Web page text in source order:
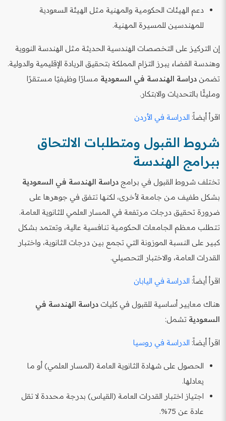
دعم الهيئات الحكومية والمهنية مثل الهيئة السعودية
للمهندسين للمسيرة المهنية.
إن التركيز على التخصصات الهندسية الحديثة مثل الهندسة النووية
وهندسة الفضاء يبرز التزام المملكة بتحقيق الريادة الإقليمية والدولية.
تضمن دراسة الهندسة في السعودية مسارًا وظيفيًا مستقرًا
ومليئًا بالتحديات والابتكار.
اقرأ أيضاً: الدراسة في الأردن
شروط القبول ومتطلبات الالتحاق
ببرامج الهندسة
تختلف شروط القبول في برامج دراسة الهندسة في السعودية
بشكل طفيف من جامعة لأخرى، لكنها تتفق في جوهرها على
ضرورة تحقيق درجات مرتفعة في المسار العلمي للثانوية العامة.
تتطلب معظم الجامعات الحكومية تنافسية عالية، وتعتمد بشكل
كبير على النسبة الموزونة التي تجمع بين درجات الثانوية، واختبار
القدرات العامة، والاختبار التحصيلي.
اقرأ أيضاً: الدراسة في اليابان
هناك معايير أساسية للقبول في كليات دراسة الهندسة في
السعودية تشمل:
اقرأ أيضاً: الدراسة في روسيا
الحصول على شهادة الثانوية العامة (المسار العلمي) أو ما
يعادلها.
اجتياز اختبار القدرات العامة (القياس) بدرجة محددة لا تقل
عادة عن 75%.